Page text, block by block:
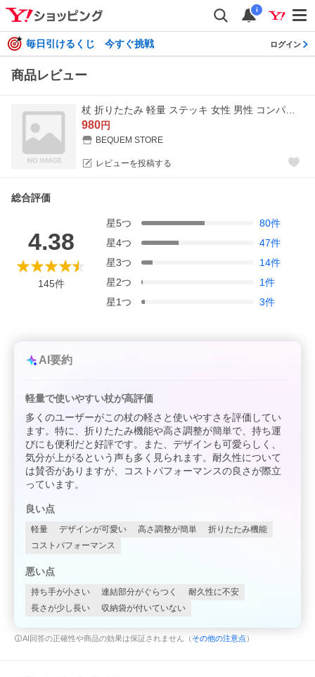
i
毎日引けるくじ 今すぐ挑戦 ログイン
商品レビュー
980円
BEQUEM STORE
レビューを投稿する
総合評価
4.38
145件
星5つ 80件
星4つ 47件
星3つ 14件
星2つ 1件
星1つ 3件
AI要約
軽量で使いやすい杖が高評価
多くのユーザーがこの杖の軽さと使いやすさを評価してい
ます。特に、折りたたみ機能や高さ調整が簡単で、持ち運
びにも便利だと好評です。また、デザインも可愛らしく、
気分が上がるという声も多く見られます。耐久性について
は賛否がありますが、コストパフォーマンスの良さが際立
っています。
良い点
軽量 デザインが可愛い 高さ調整が簡単
折りたたみ機能
コストパフォーマンス
悪い点
持ち手が小さい 連結部分がぐらつく
耐久性に不安
長さが少し長い
収納袋が付いていない
AI回答の正確性や商品の効果は保証されません（ その他の注意点 ）